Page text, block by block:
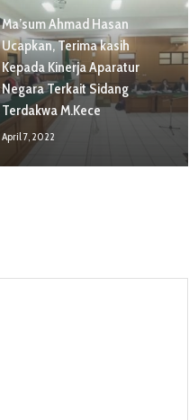
Ma’sum Ahmad Hasan
Ucapkan, Terima kasih
Kepada Kinerja Aparatur
Negara Terkait Sidang
Terdakwa M.Kece
April 7, 2022